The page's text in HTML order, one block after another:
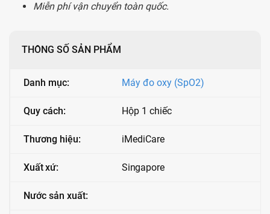
Miễn phí vận chuyển toàn quốc.
THÔNG SỐ SẢN PHẨM
Danh mục: Máy đo oxy (SpO2)
Quy cách: Hộp 1 chiếc
Thương hiệu: iMediCare
Xuất xứ: Singapore
Nước sản xuất: